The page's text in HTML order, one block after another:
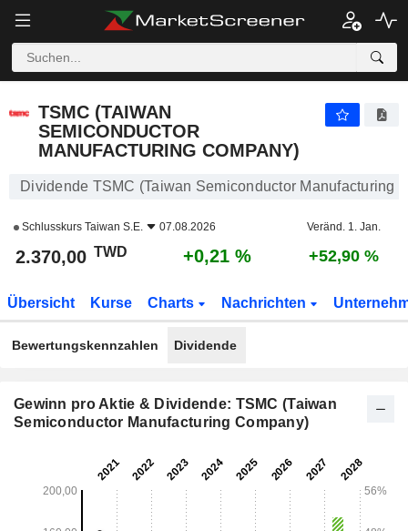
TSMC (TAIWAN
SEMICONDUCTOR
MANUFACTURING COMPANY)
Dividende TSMC (Taiwan Semiconductor Manufacturing
Schlusskurs Taiwan S.E. 07.08.2026 Veränd. 1. Jan.
2.370,00 TWD +0,21 % +52,90 %
Übersicht Kurse Charts Nachrichten
Bewertungskennzahlen Dividende
Gewinn pro Aktie & Dividende: TSMC (Taiwan
Semiconductor Manufacturing Company)